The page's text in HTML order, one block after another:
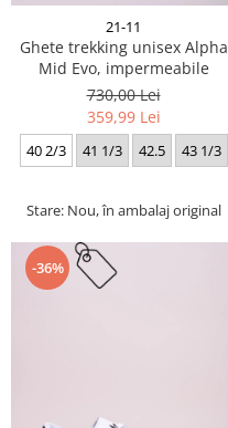
21-11
Ghete trekking unisex Alpha
Mid Evo, impermeabile
730,00 Lei
359,99 Lei
40 2/3 41 1/3 42.5 43 1/3
Stare: Nou, în ambalaj original
-36%